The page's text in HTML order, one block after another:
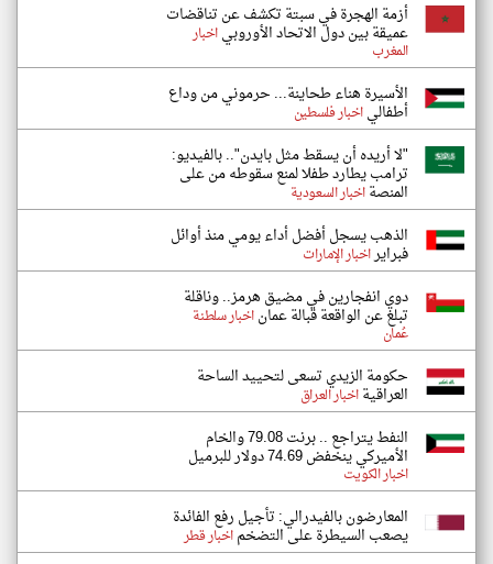
أزمة الهجرة في سبتة تكشف عن تناقضات
عميقة بين دول الاتحاد الأوروبياخبار
المغرب
الأسيرة هناء طحاينة... حرموني من وداع
أطفالياخبار فلسطين
"لا أريده أن يسقط مثل بايدن".. بالفيديو:
ترامب يطارد طفلا لمنع سقوطه من على
المنصةاخبار السعودية
الذهب يسجل أفضل أداء يومي منذ أوائل
فبرايراخبار الإمارات
دوي انفجارين في مضيق هرمز.. وناقلة
تبلغ عن الواقعة قبالة عماناخبار سلطنة
عُمان
حكومة الزيدي تسعى لتحييد الساحة
العراقيةاخبار العراق
النفط يتراجع .. برنت 79.08 والخام
الأميركي ينخفض 74.69 دولار للبرميل
اخبار الكويت
المعارضون بالفيدرالي: تأجيل رفع الفائدة
يصعب السيطرة على التضخماخبار قطر